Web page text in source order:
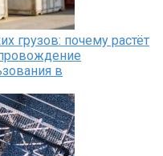
грузов: почему растёт
в